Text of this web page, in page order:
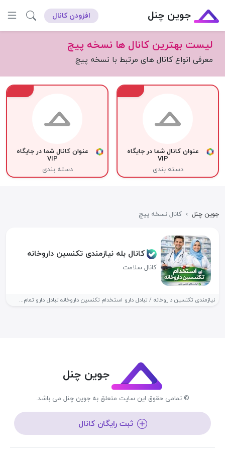
جوین چنل افزودن کانال
لیست بهترین کانال ها نسخه پیچ
معرفی انواع کانال های مرتبط با نسخه پیچ
عنوان کانال شما در جایگاه
VIP
دسته بندی
عنوان کانال شما در جایگاه
VIP
دسته بندی
جوین چنل › کانال نسخه پیچ
کانال بله نیازمندی تکنسین داروخانه
کانال سلامت
نیازمندی تکنسین داروخانه / تبادل دارو استخدام تکنسین داروخانه تبادل دارو تمام...
جوین چنل
© تمامی حقوق این سایت متعلق به جوین چنل می باشد.
ثبت رایگان کانال